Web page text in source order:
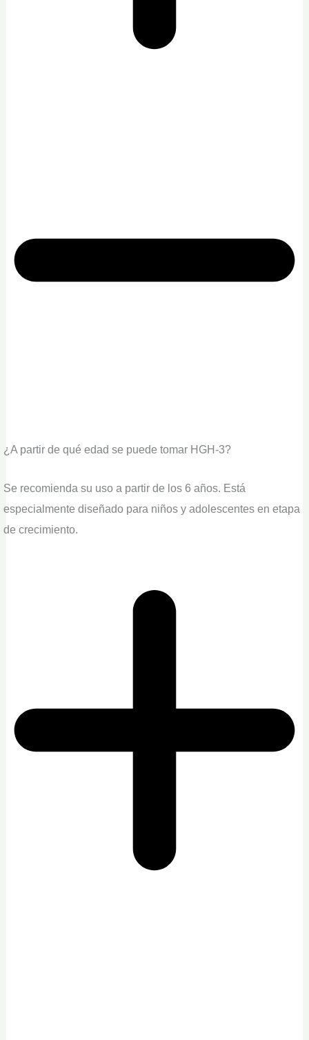
¿A partir de qué edad se puede tomar HGH-3?
Se recomienda su uso a partir de los 6 años. Está
especialmente diseñado para niños y adolescentes en etapa
de crecimiento.